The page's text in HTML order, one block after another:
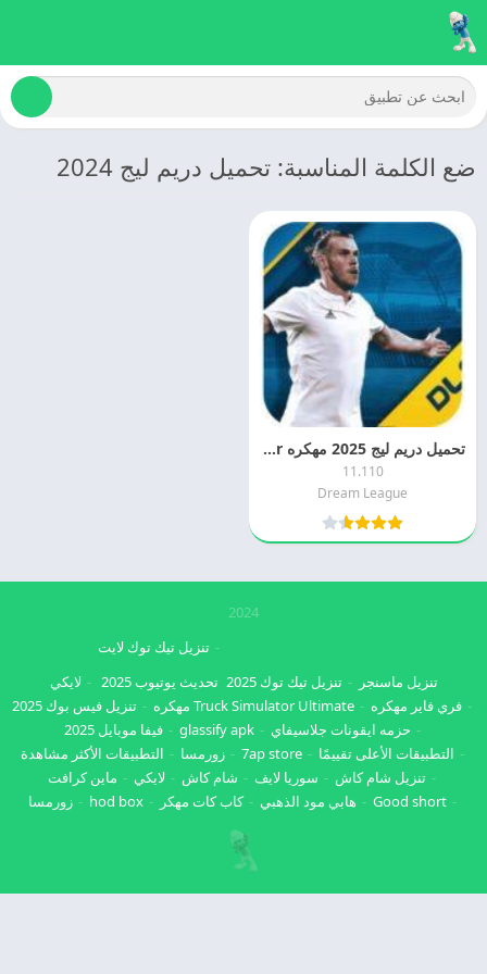
ضع الكلمة المناسبة: تحميل دريم ليج 2024
تحميل دريم ليج 2025 مهكره Dream League Soccer مهكره مجانا
11.110
Dream League
2024
تنزيل ماسنجر تنزيل تيك توك 2025
تنزيل تيك توك لايت
تحديث يوتيوب 2025
لايكي
فري فاير مهكره
Truck Simulator Ultimate مهكره
تنزيل فيس بوك 2025
حزمه ايقونات جلاسيفاي
glassify apk
فيفا موبايل 2025
التطبيقات الأعلى تقييمًا
7ap store زورمسا
التطبيقات الأكثر مشاهدة
تنزيل شام كاش
سوريا لايف شام كاش لايكي
ماين كرافت
Good short
هابي مود الذهبي كاب كات مهكر hod box زورمسا